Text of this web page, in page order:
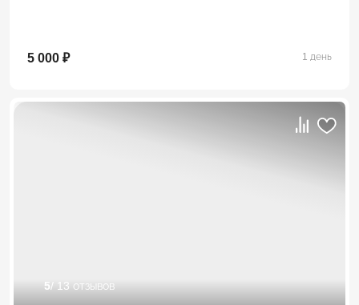
5 000 ₽ 1 день
5/ 13 отзывов